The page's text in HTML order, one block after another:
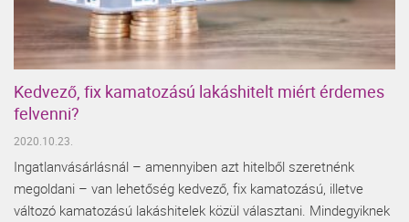
Kedvező, fix kamatozású lakáshitelt miért érdemes
felvenni?
2020.10.23.
Ingatlanvásárlásnál – amennyiben azt hitelből szeretnénk
megoldani – van lehetőség kedvező, fix kamatozású, illetve
változó kamatozású lakáshitelek közül választani. Mindegyiknek